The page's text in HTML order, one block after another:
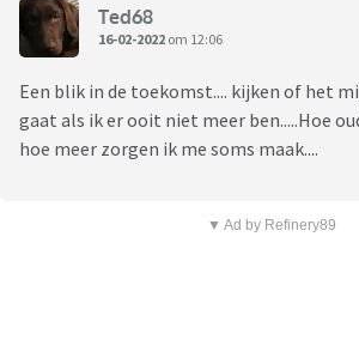
Ted68
16-02-2022 om 12:06
Een blik in de toekomst.... kijken of het
gaat als ik er ooit niet meer ben.....Hoe
hoe meer zorgen ik me soms maak....
▼ Ad by Refinery89